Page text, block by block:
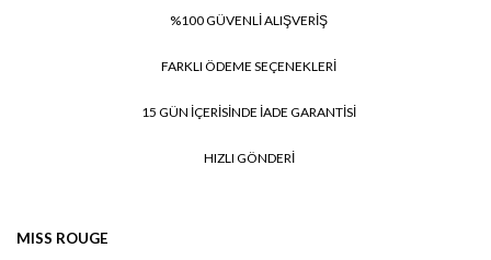
%100 GÜVENLİ ALIŞVERİŞ
FARKLI ÖDEME SEÇENEKLERİ
15 GÜN İÇERİSİNDE İADE GARANTİSİ
HIZLI GÖNDERİ
MISS ROUGE